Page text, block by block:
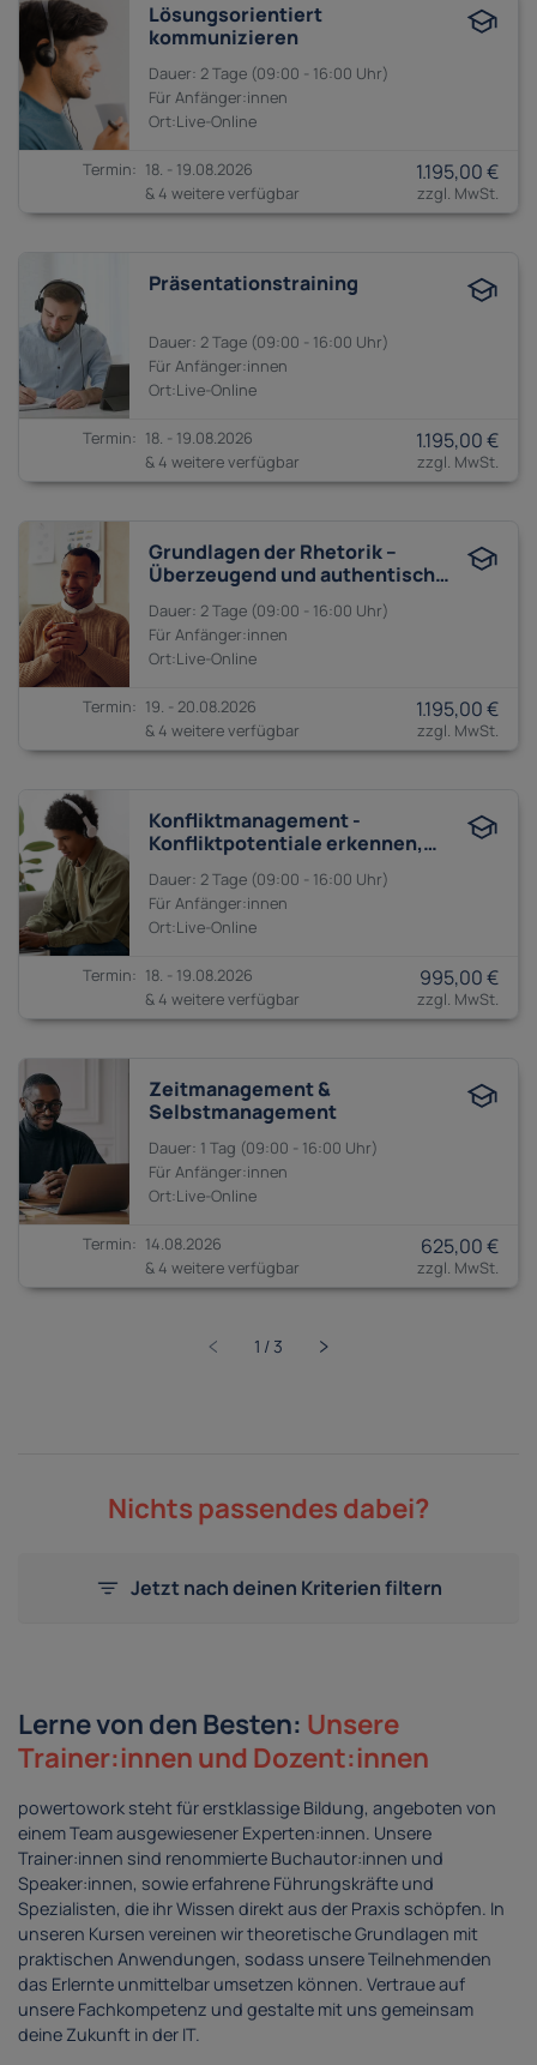
Lösungsorientiert
kommunizieren
2 Tage 09:00 - 16:00
Anfänger:innen
18. - 19.08.2026
& 4 weitere verfügbar
1.195,00 €
Präsentationstraining
2 Tage 09:00 - 16:00
Anfänger:innen
18. - 19.08.2026
& 4 weitere verfügbar
1.195,00 €
Grundlagen der Rhetorik –
Überzeugend und authentisch
2 Tage 09:00 - 16:00
Anfänger:innen
19. - 20.08.2026
& 4 weitere verfügbar
1.195,00 €
Konfliktmanagement -
Konfliktpotentiale erkennen,
Konflikte vermeiden und lösen
2 Tage 09:00 - 16:00
Anfänger:innen
18. - 19.08.2026
& 4 weitere verfügbar
995,00 €
Zeitmanagement &
Selbstmanagement
1 Tag 09:00 - 16:00
Anfänger:innen
14.08.2026
& 4 weitere verfügbar
625,00 €
Nichts passendes dabei?
Jetzt nach deinen Kriterien filtern
Lerne von den Besten: Unsere
Trainer:innen und Dozent:innen
powertowork steht für erstklassige Bildung, angeboten von
einem Team ausgewiesener Experten:innen. Unsere
Trainer:innen sind renommierte Buchautor:innen und
Speaker:innen, sowie erfahrene Führungskräfte und
Spezialisten, die ihr Wissen direkt aus der Praxis schöpfen. In
unseren Kursen vereinen wir theoretische Grundlagen mit
praktischen Anwendungen, sodass unsere Teilnehmenden
das Erlernte unmittelbar umsetzen können. Vertraue auf
unsere Fachkompetenz und gestalte mit uns gemeinsam
deine Zukunft in der IT.